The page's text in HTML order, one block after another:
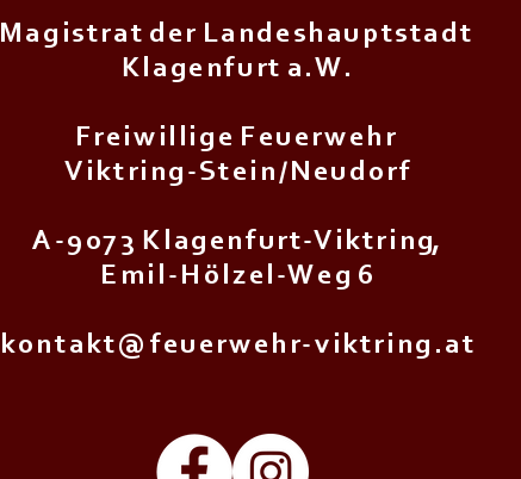
M a g i s t r a t d e r L a n d e s h a u p t s t a d t
K l a g e n f u r t a . W .
F r e i w i l l i g e F e u e r w e h r
V i k t r i n g - S t e i n / N e u d o r f
A - 9 0 7 3 K l a g e n f u r t - V i k t r i n g,
E m i l - H ö l z e l - W e g 6
k o n t a k t @ f e u e r w e h r - v i k t r i n g . a t